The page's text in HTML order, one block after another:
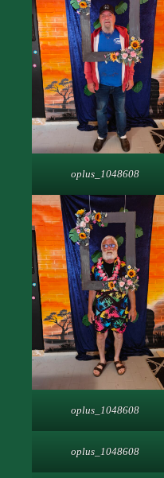
oplus_1048608
oplus_1048608
oplus_1048608